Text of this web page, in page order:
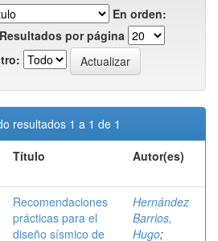
En orden:
Resultados por página
resultados 1 a 1 de 1
Título Autor(es)
Recomendaciones
prácticas para el
diseño sísmico de
Hernández
Barrios,
Hugo;